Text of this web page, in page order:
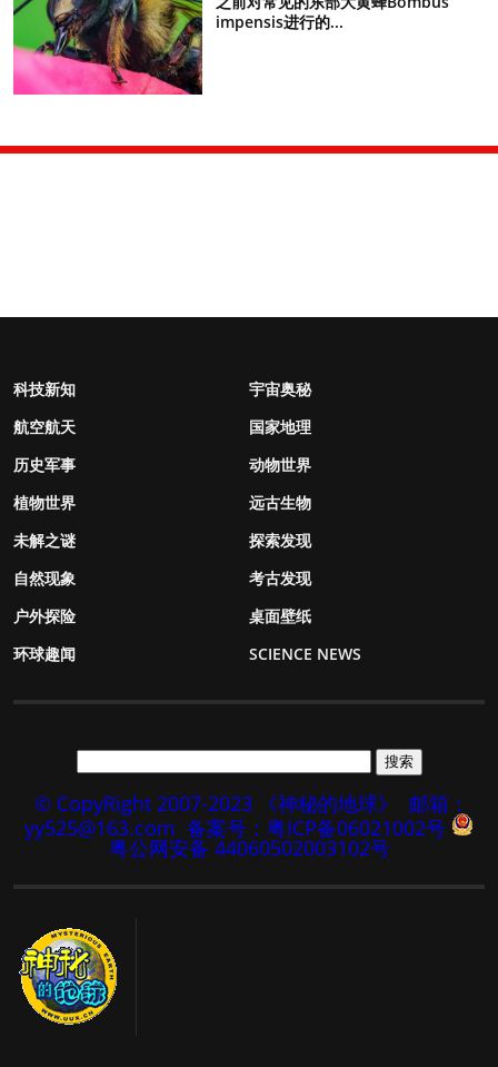
impensis进行的...
科技新知
宇宙奥秘
航空航天
国家地理
历史军事
动物世界
植物世界
远古生物
未解之谜
探索发现
自然现象
考古发现
户外探险
桌面壁纸
环球趣闻
SCIENCE NEWS
© CopyRight 2007-2023 《神秘的地球》
邮箱：
yy525@163.com 备案号：粤ICP备06021002号
粤公网安备 44060502003102号